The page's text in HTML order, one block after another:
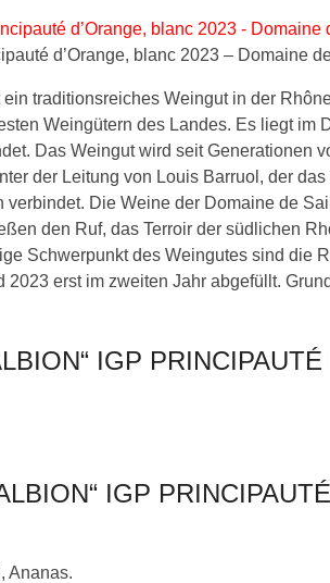
d’Orange, blanc 2023 – Domaine
traditionsreiches Weingut in der
Weingütern des Landes. Es liegt im
Das Weingut wird seit Generationen
der Leitung von Louis Barruol, der
verbindet. Die Weine der Domaine de
den Ruf, das Terroir der südlichen
Schwerpunkt des Weingutes sind die
2023 erst im zweiten Jahr abgefüllt.
IGP PRINCIPAUTÉ
IGP
Ananas.